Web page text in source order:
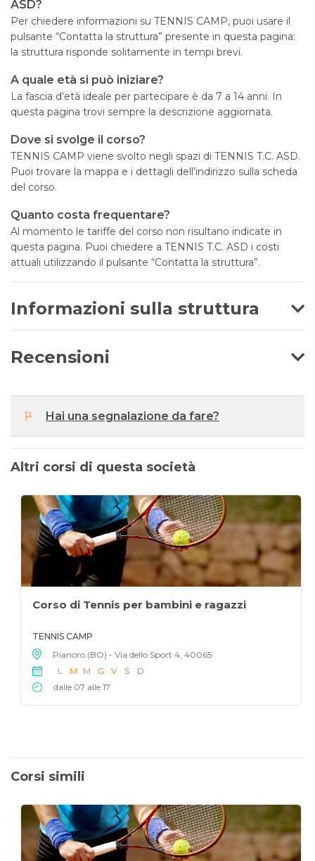
ASD?
Per chiedere informazioni su TENNIS CAMP, puoi usare il
pulsante “Contatta la struttura” presente in questa pagina:
la struttura risponde solitamente in tempi brevi.
A quale età si può iniziare?
La fascia d’età ideale per partecipare è da 7 a 14 anni. In
questa pagina trovi sempre la descrizione aggiornata.
Dove si svolge il corso?
TENNIS CAMP viene svolto negli spazi di TENNIS T.C. ASD.
Puoi trovare la mappa e i dettagli dell’indirizzo sulla scheda
del corso.
Quanto costa frequentare?
Al momento le tariffe del corso non risultano indicate in
questa pagina. Puoi chiedere a TENNIS T.C. ASD i costi
attuali utilizzando il pulsante “Contatta la struttura”.
Informazioni sulla struttura
Recensioni
Hai una segnalazione da fare?
Altri corsi di questa società
Corso di Tennis per bambini e ragazzi
TENNIS CAMP
Pianoro (BO) - Via dello Sport 4, 40065
L
M M G V S
D
dalle 07 alle 17
Corsi simili